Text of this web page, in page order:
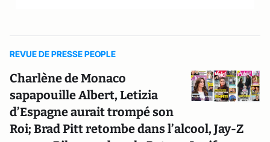
REVUE DE PRESSE PEOPLE
Charlène de Monaco
sapapouille Albert, Letizia
d’Espagne aurait trompé son
Roi; Brad Pitt retombe dans l’alcool, Jay-Z